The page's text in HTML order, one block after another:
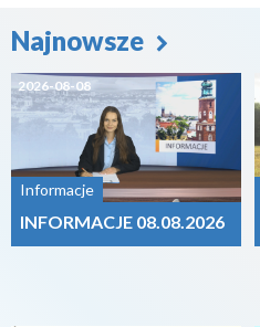
Najnowsze
2026-08-08
Informacje
INFORMACJE 08.08.2026